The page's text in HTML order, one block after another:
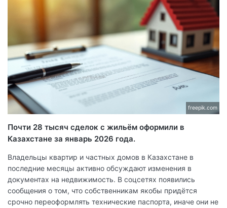
freepik.com
Почти 28 тысяч сделок с жильём оформили в
Казахстане за январь 2026 года.
Владельцы квартир и частных домов в Казахстане в
последние месяцы активно обсуждают изменения в
документах на недвижимость. В соцсетях появились
сообщения о том, что собственникам якобы придётся
срочно переоформлять технические паспорта, иначе они не